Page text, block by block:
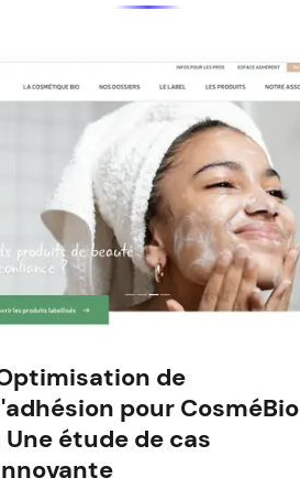
de
pour CosméBio
Une étude de cas